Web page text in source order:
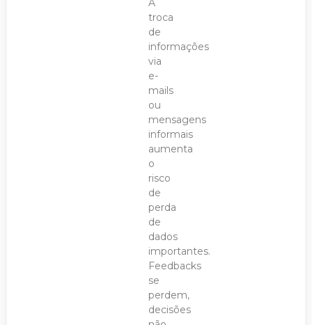
A
troca
de
informações
via
e-
mails
ou
mensagens
informais
aumenta
o
risco
de
perda
de
dados
importantes.
Feedbacks
se
perdem,
decisões